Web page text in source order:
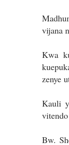
vijana
Kwa
zenye
Kauli
Bw.